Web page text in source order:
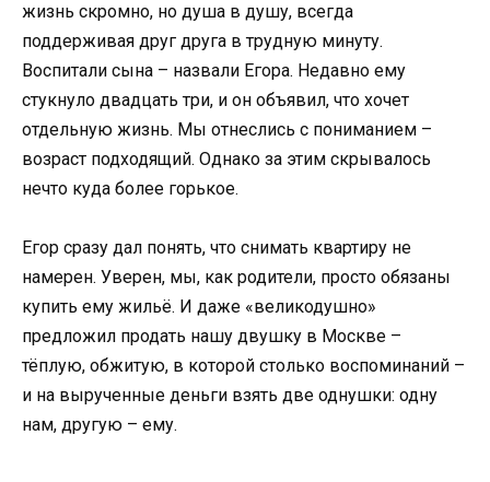
жизнь скромно, но душа в душу, всегда
поддерживая друг друга в трудную минуту.
Воспитали сына – назвали Егора. Недавно ему
стукнуло двадцать три, и он объявил, что хочет
отдельную жизнь. Мы отнеслись с пониманием –
возраст подходящий. Однако за этим скрывалось
нечто куда более горькое.
Егор сразу дал понять, что снимать квартиру не
намерен. Уверен, мы, как родители, просто обязаны
купить ему жильё. И даже «великодушно»
предложил продать нашу двушку в Москве –
тёплую, обжитую, в которой столько воспоминаний –
и на вырученные деньги взять две однушки: одну
нам, другую – ему.